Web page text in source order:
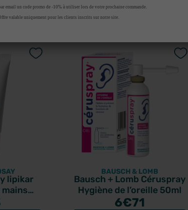
ce produit ont
lipikar
BAUSCH & LOMB
Bausch + Lomb Céruspray
Hygiène de l’oreille 50ml
6€71
email un code promo de -10% à utiliser lors de votre prochaine commande.
valable uniquement pour les clients inscrits sur notre site.